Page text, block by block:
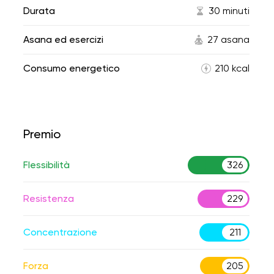
Durata 30 minuti
Asana ed esercizi 27 asana
Consumo energetico 210 kcal
Premio
Flessibilità 326
Resistenza 229
Concentrazione 211
Forza 205